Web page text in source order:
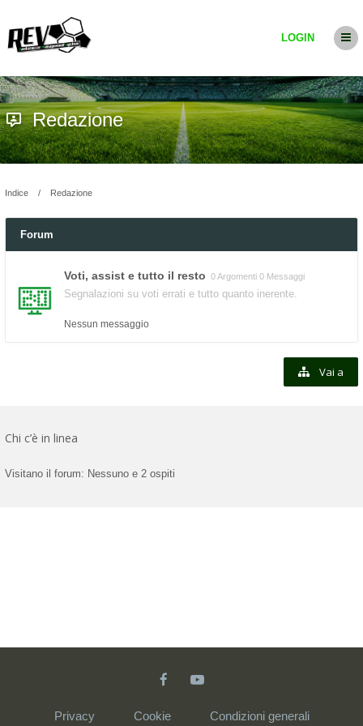
LOGIN
Redazione
Indice Redazione
Forum
Voti, assist e tutto il resto 0 Argomenti 0 Messaggi
Segnalazioni su voti errati e tutto quanto inerente.
Nessun messaggio
Vai a
Chi c’è in linea
Visitano il forum: Nessuno e 2 ospiti
Privacy Cookie Condizioni generali